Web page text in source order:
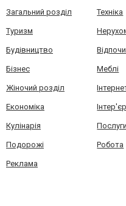
Загальний розділ Техніка
Туризм
Будівництво
Бізнес Меблі
Жіночий розділ
Економіка Інтер'єр
Кулінарія Послуги
Подорожі Робота
Реклама